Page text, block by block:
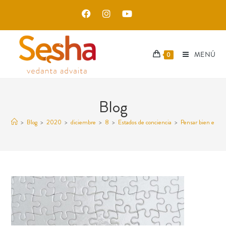
0 MENÚ
Blog
> Blog > 2020 > diciembre > 8 > Estados de conciencia > Pensar bien es